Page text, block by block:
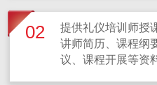
02
提供礼仪培训师授
讲师简历、课程纲
议、课程开展等资